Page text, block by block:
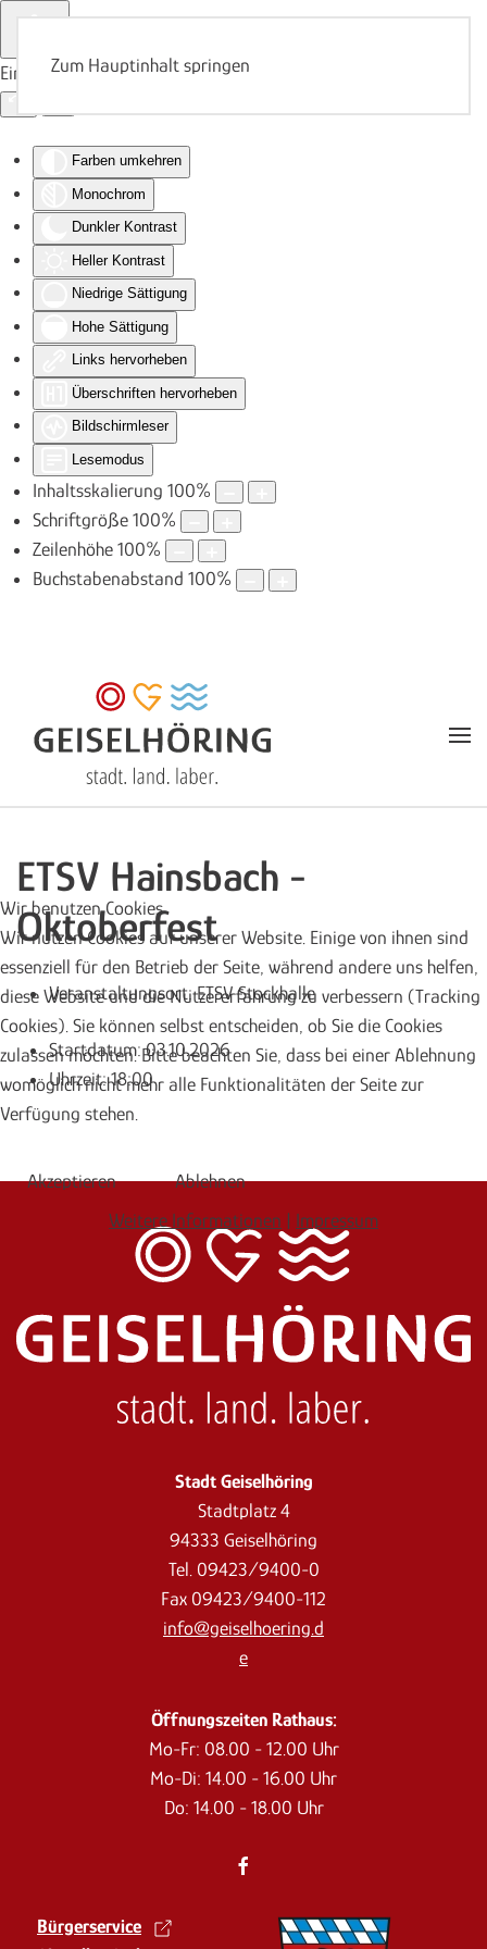
Eingabehilfen öffnen
Farben umkehren
Monochrom
Dunkler Kontrast
Heller Kontrast
Niedrige Sättigung
Hohe Sättigung
Links hervorheben
Überschriften hervorheben
Bildschirmleser
Lesemodus
Inhaltsskalierung 100%
Schriftgröße 100%
Zeilenhöhe 100%
Buchstabenabstand 100%
Zum Hauptinhalt springen
ETSV Hainsbach -
Oktoberfest
Veranstaltungsort:ETSV Stockhalle
Startdatum:03.10.2026
Uhrzeit:18:00
Stadt Geiselhöring
Stadtplatz 4
94333 Geiselhöring
Tel. 09423/9400-0
Fax 09423/9400-112
info@geiselhoering.d
e
Öffnungszeiten Rathaus:
Mo-Fr: 08.00 - 12.00 Uhr
Mo-Di: 14.00 - 16.00 Uhr
Do: 14.00 - 18.00 Uhr
Bürgerservice
Wir benutzen Cookies
Wir nutzen Cookies auf unserer Website. Einige von ihnen sind
essenziell für den Betrieb der Seite, während andere uns helfen,
diese Website und die Nutzererfahrung zu verbessern (Tracking
Cookies). Sie können selbst entscheiden, ob Sie die Cookies
zulassen möchten. Bitte beachten Sie, dass bei einer Ablehnung
womöglich nicht mehr alle Funktionalitäten der Seite zur
Verfügung stehen.
Akzeptieren
Ablehnen
Weitere Informationen | Impressum